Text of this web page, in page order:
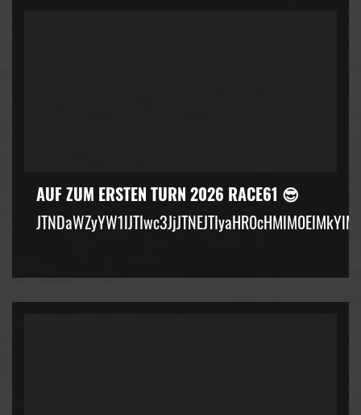
AUF ZUM ERSTEN TURN 2026 RACE61 😎